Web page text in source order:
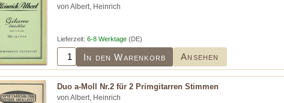
von Albert, Heinrich
Lieferzeit: 6-8 Werktage (DE)
In den Warenkorb Ansehen
Duo a-Moll Nr.2 für 2 Primgitarren Stimmen
von Albert, Heinrich